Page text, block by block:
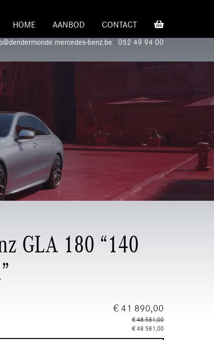
benz.be - 052 49 94 00
HOME AANBOD CONTACT
GLA 180 “140
€ 41 890,00
€ 48 581,00
€ 48 581,00